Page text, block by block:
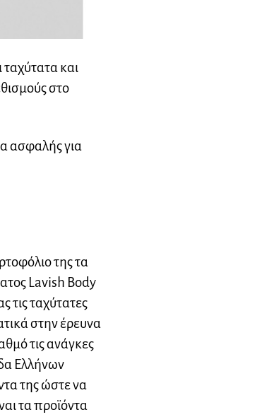
και
στο
ασφαλής για
της τα
Lavish Body
τις ταχύτατες
στην έρευνα
τις ανάγκες
Ελλήνων
της ώστε να
τα προϊόντα